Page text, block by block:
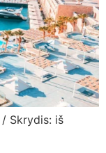
Skrydis: iš